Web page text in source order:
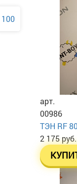
100
арт.
00986
ТЭН RF
2 175 руб.